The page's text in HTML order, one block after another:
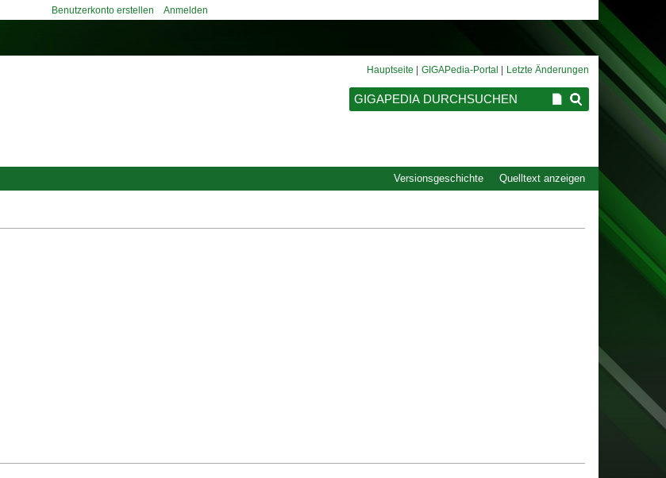
Quelltext anzeigen
Versionsgeschichte
Benutzerkonto erstellen Anmelden
Hauptseite GIGAPedia-Portal Letzte Änderungen